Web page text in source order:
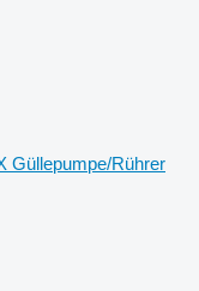
Güllepumpe/Rührer